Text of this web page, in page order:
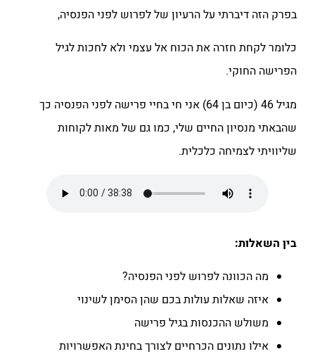
בפרק הזה דיברתי על הרעיון של לפרוש לפני הפנסיה,
כלומר לקחת חזרה את הכוח אל עצמי ולא לחכות לגיל
הפרישה החוקי.
מגיל 46 (כיום בן 64) אני חי בחיי פרישה לפני הפנסיה כך
שהבאתי מנסיון החיים שלי, כמו גם של מאות לקוחות
שליוויתי לצמיחה כלכלית.
בין השאלות:
מה הכוונה לפרוש לפני הפנסיה?
איזה שאלות עולות בכם שהן הסימן לשינוי
משולש ההכנסות בגיל פרישה
אילו נתונים הכרחיים לצורך בחינת האפשרויות